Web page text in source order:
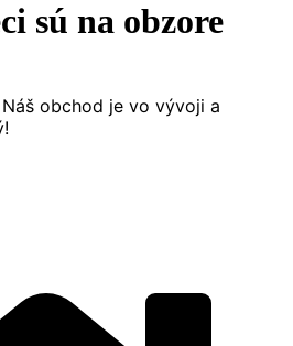
sú na obzore
obchod je vo vývoji a